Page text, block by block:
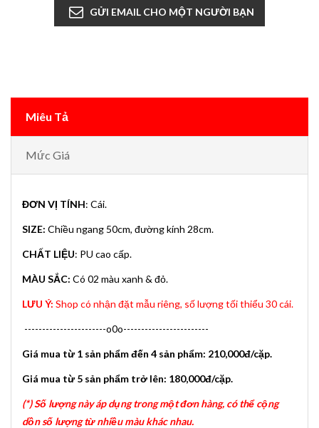
Miêu Tả
Mức Giá
ĐƠN VỊ TÍNH: Cái.
SIZE: Chiều ngang 50cm, đường kính 28cm.
CHẤT LIỆU: PU cao cấp.
MÀU SẮC: Có 02 màu xanh & đỏ.
LƯU Ý: Shop có nhận đặt mẫu riêng, số lượng tối thiểu 30 cái.
-----------------------o0o------------------------
Giá mua từ 1 sản phẩm đến 4 sản phẩm: 210,000đ/cặp.
Giá mua từ 5 sản phẩm trở lên: 180,000đ/cặp.
(*) Số lượng này áp dụng trong một đơn hàng, có thể cộng
dồn số lượng từ nhiều màu khác nhau.